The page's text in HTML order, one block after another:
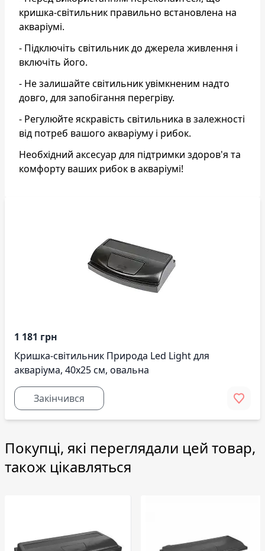
кришка-світильник правильно встановлена на
акваріумі.
- Підключіть світильник до джерела живлення і
включіть його.
- Не залишайте світильник увімкненим надто
довго, для запобігання перегріву.
- Регулюйте яскравість світильника в залежності
від потреб вашого акваріуму і рибок.
Необхідний аксесуар для підтримки здоров'я та
комфорту ваших рибок в акваріумі!
1 181 грн
Кришка-світильник Природа Led Light для
акваріума, 40х25 см, овальна
Закінчився
Покупці, які переглядали цей товар,
також цікавляться